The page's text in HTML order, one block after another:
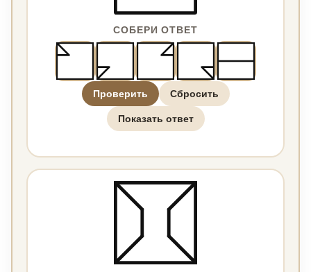
СОБЕРИ ОТВЕТ
Проверить Сбросить
Показать ответ